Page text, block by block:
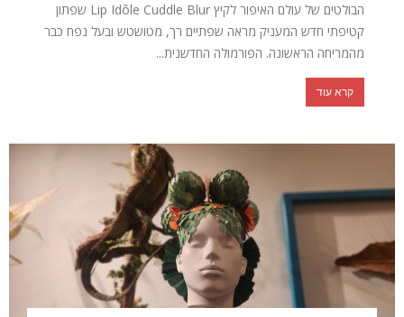
הבולטים של עולם האיפור לקיץ Lip Idôle Cuddle Blur שפתון
קטיפתי חדש המעניק מראה שפתיים רך, מטושטש ובעל נפח כבר
מהמריחה הראשונה. הפורמולה החדשנית...
קרא עוד